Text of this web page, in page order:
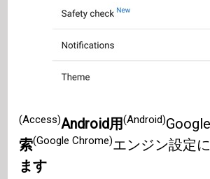
(Access)Android用(Android)
索(Google Chrome)エンジン設定に
ます